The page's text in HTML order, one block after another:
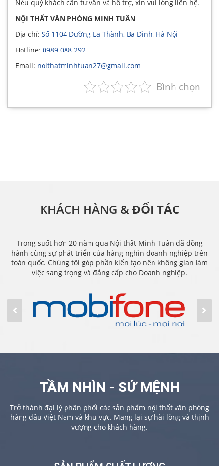
Nếu quý khách cần tư vấn và hỗ trợ, xin vui lòng liên hệ.
NỘI THẤT VĂN PHÒNG MINH TUÂN
Địa chỉ: Số 1104 Đường La Thành, Ba Đình, Hà Nội
Hotline: 0989.088.292
Email: noithatminhtuan27@gmail.com
Bình chọn
KHÁCH HÀNG &ĐỐI TÁC
Trong suốt hơn 20 năm qua Nội thất Minh Tuân đã đồng
hành cùng sự phát triển của hàng nghìn doanh nghiệp trên
toàn quốc. Chúng tôi góp phần kiến tạo nên không gian làm
việc sang trọng và đẳng cấp cho Doanh nghiệp.
TẦM NHÌN - SỨ MỆNH
Trở thành đại lý phân phối các sản phẩm nội thất văn phòng
hàng đầu Việt Nam và khu vực. Mang lại sự hài lòng và thịnh
vượng cho khách hàng.